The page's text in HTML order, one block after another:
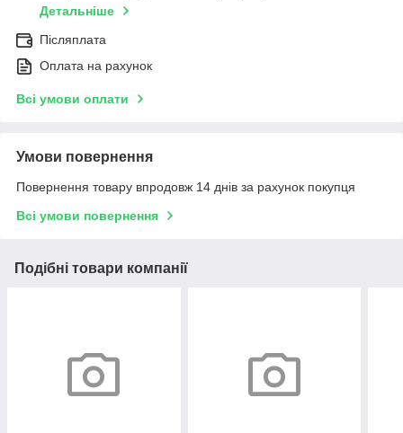
Детальніше
Післяплата
Оплата на рахунок
Всі умови оплати
Умови повернення
Повернення товару впродовж 14 днів за рахунок покупця
Всі умови повернення
Подібні товари компанії